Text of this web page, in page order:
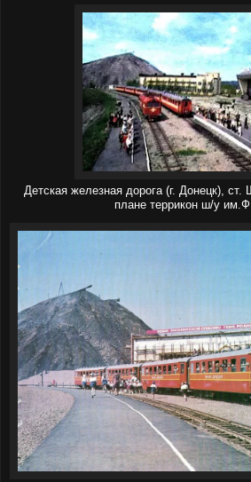
Детская железная дорога (г. Донецк), ст.
плане террикон ш/у